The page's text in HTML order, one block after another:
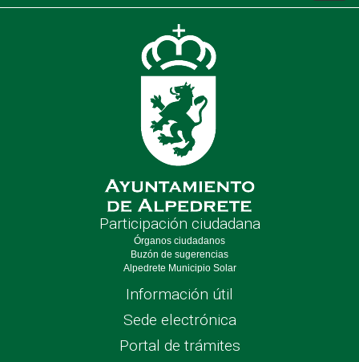
de
Participación ciudadana
Órganos ciudadanos
Buzón de sugerencias
Alpedrete Municipio Solar
Información útil
Sede electrónica
Portal de trámites